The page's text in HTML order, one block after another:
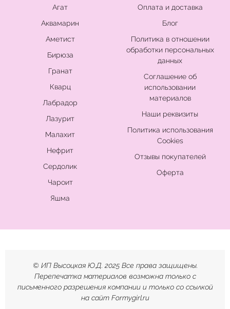
Агат
Аквамарин
Аметист
Бирюза
Гранат
Кварц
Лабрадор
Лазурит
Малахит
Нефрит
Сердолик
Чароит
Яшма
Оплата и доставка
Блог
Политика в отношении
обработки персональных
данных
Соглашение об
использовании
материалов
Наши реквизиты
Политика использования
Cookies
Отзывы покупателей
Оферта
© ИП Высоцкая Ю.Д. 2025 Все права защищены.
Перепечатка материалов возможна только с
письменного разрешения компании и только со ссылкой
на сайт Formygirl.ru